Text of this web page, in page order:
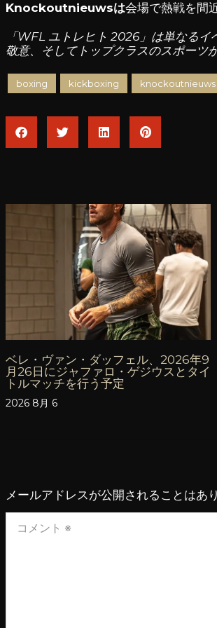
Knockoutnieuwsは会場で熱戦を間
「WFL ユトレヒト 2026」は単なる
敬意、そしてトップクラスのスポーツ
boxing kickboxing knockoutnieuws
ベレ・ヴァン・ダッフェル、2026年9
月26日にジャファロ・ゲジウスとタイ
トルマッチを行う予定
2026 8月 6
メールアドレスが公開されることはあ